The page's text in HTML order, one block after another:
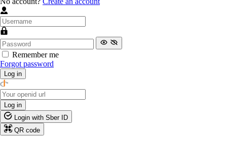
Remember me
Forgot password
Log in
Log in
Login with Sber ID
QR code